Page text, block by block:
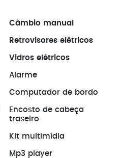
Câmbio manual
Retrovisores elétricos
Vidros elétricos
Alarme
Computador de bordo
Encosto de cabeça
traseiro
Kit multimídia
Mp3 player